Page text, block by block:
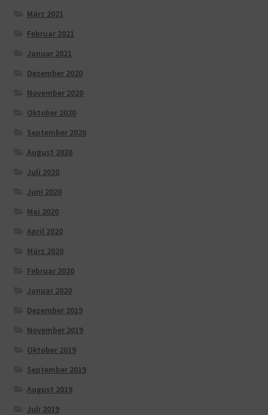
März 2021
Februar 2021
Januar 2021
Dezember 2020
November 2020
Oktober 2020
September 2020
August 2020
Juli 2020
Juni 2020
Mai 2020
April 2020
März 2020
Februar 2020
Januar 2020
Dezember 2019
November 2019
Oktober 2019
September 2019
August 2019
Juli 2019